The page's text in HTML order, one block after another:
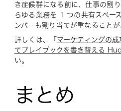
き症候群になる前に、仕事の割
らゆる業務を 1 つの共有スペー
ンバーも割り当てが重なることが
詳しくは、『マーケティングの
てプレイブックを書き替える Hudl
い。
まとめ